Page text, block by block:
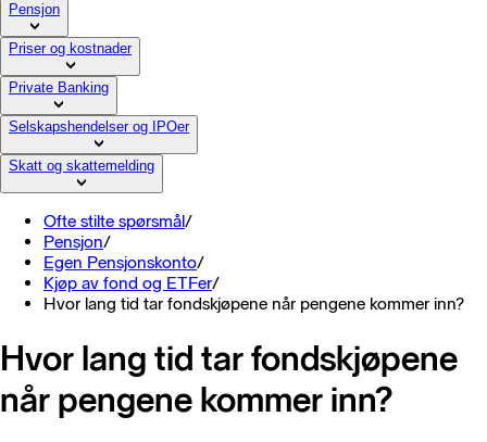
Pensjon
Priser og kostnader
Private Banking
Selskapshendelser og IPOer
Skatt og skattemelding
Ofte stilte spørsmål/
Pensjon/
Egen Pensjonskonto/
Kjøp av fond og ETFer/
Hvor lang tid tar fondskjøpene når pengene kommer inn?
Hvor lang tid tar fondskjøpene
når pengene kommer inn?